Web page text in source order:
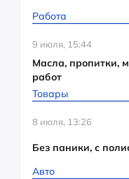
Работа
9 июля, 15:44
Масла, пропитки,
работ
Товары
8 июля, 13:26
Без паники, с
Авто